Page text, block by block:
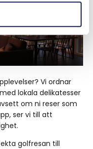
Vi ordnar
lokala delikatesser
om ni reser som
ser vi till att
golfresan till